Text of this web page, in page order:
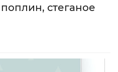
поплин, стеганое